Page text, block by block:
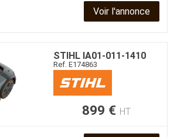
Voir l'annonce
STIHL IA01-011-1410
Ref. E174863
899 € HT